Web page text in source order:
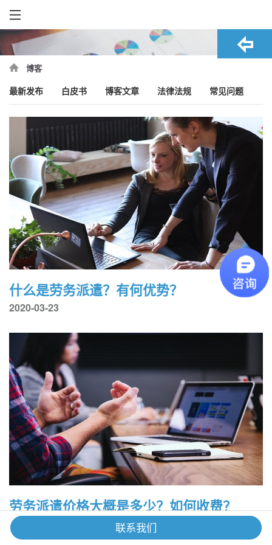
博客
最新发布 白皮书 博客文章 法律法规 常见问题
什么是劳务派遣？有何优势？
2020-03-23
劳务派遣价格大概是多少？如何收费？
2020-03-22 联系我们